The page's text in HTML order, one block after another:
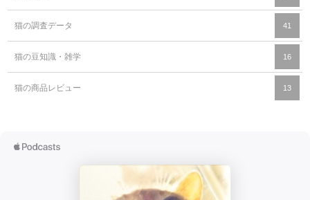
猫の調査データ 41
猫の豆知識・雑学 16
猫の商品レビュー 13